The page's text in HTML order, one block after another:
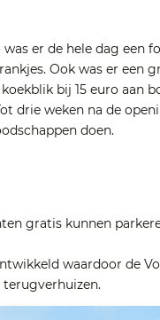
er de hele dag een
Ook was er een
bij 15 euro aan
drie weken na de
doen.
gratis kunnen
waardoor de
terugverhuizen.